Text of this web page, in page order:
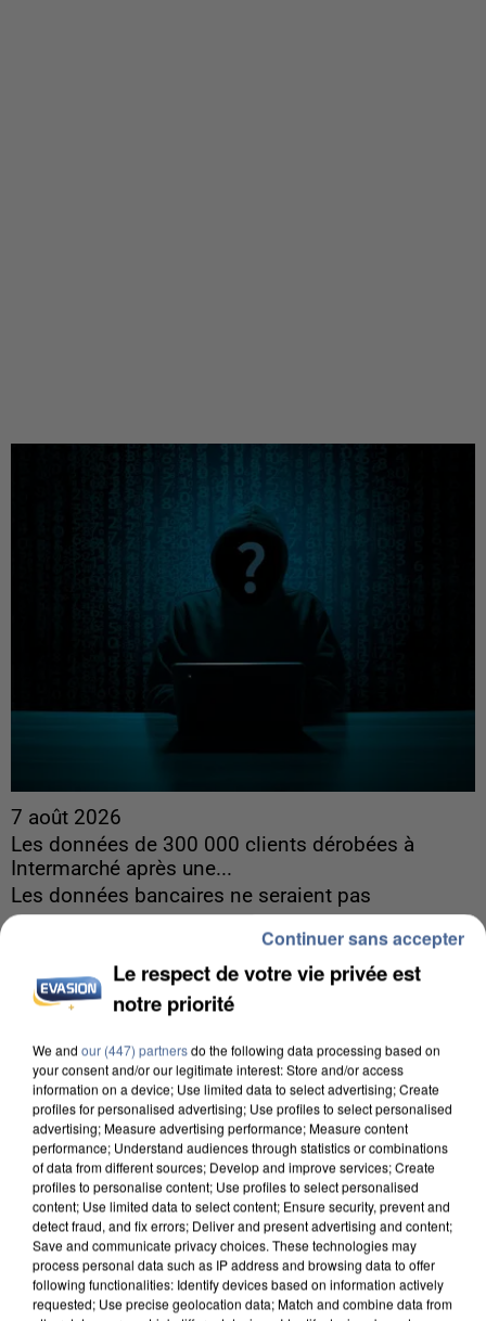
7 août 2026
Les données de 300 000 clients dérobées à
Intermarché après une...
Les données bancaires ne seraient pas
Le respect de votre vie privée est
notre priorité
We and our (447) partnersdo the following data processing based on
your consent and/or our legitimate interest: Store and/or access
information on a device; Use limited data to select advertising; Create
profiles for personalised advertising; Use profiles to select personalised
advertising; Measure advertising performance; Measure content
performance; Understand audiences through statistics or combinations
of data from different sources; Develop and improve services; Create
profiles to personalise content; Use profiles to select personalised
content; Use limited data to select content; Ensure security, prevent and
detect fraud, and fix errors; Deliver and present advertising and content;
Save and communicate privacy choices. These technologies may
process personal data such as IP address and browsing data to offer
following functionalities: Identify devices based on information actively
requested; Use precise geolocation data; Match and combine data from
Continuer sans accepter